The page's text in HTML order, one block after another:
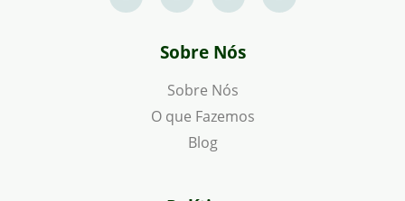
Sobre Nós
Sobre Nós
O que Fazemos
Blog